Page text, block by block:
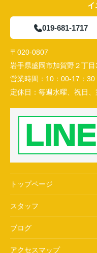
イ
019-681-1717
〒020-0807
岩手県盛岡市加賀野２丁目
営業時間： 10：00-17：30
定休日： 毎週水曜、祝日
トップページ
スタッフ
ブログ
アクセスマップ